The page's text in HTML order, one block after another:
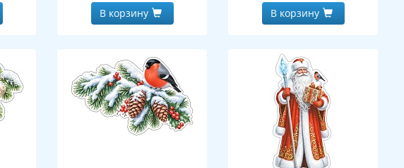
В корзину
В корзину